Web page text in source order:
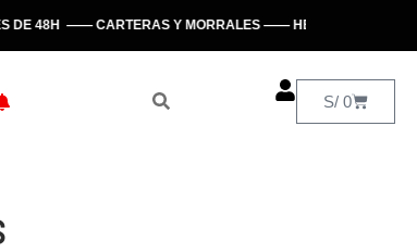
—— CARTERAS Y MORRALES —— HECHO EN PERÚ
S/ 0